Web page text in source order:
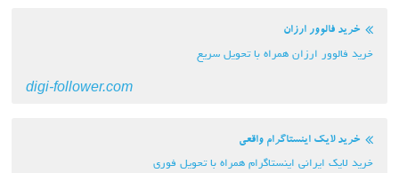
خرید فالوور ارزان
خرید فالوور ارزان همراه با تحویل سریع
digi-follower.com
خرید لایک اینستاگرام واقعی
خرید لایک ایرانی اینستاگرام همراه با تحویل فوری